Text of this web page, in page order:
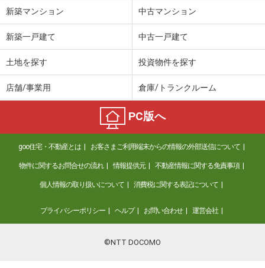
新築マンション 中古マンション
新築一戸建て 中古一戸建て
土地を探す 投資物件を探す
店舗/事業用 倉庫/トランクルーム
PC版へ
goo住宅・不動産とは お客さまご利用端末からの情報の外部送信について
物件に関するお問合せの流れ 情報提供元 不動産情報に関する免責事項
個人情報の取り扱いについて 消費税に関する表記について
プライバシーポリシー ヘルプ お問い合わせ 運営会社
©NTT DOCOMO